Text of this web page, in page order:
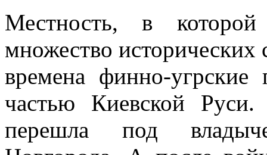
Местность, в
множество
времена финно-
частью Киевской
перешла под